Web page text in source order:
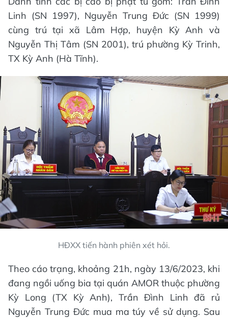
Linh (SN 1997), Nguyễn Trung Đức (SN 1999)
cùng trú tại xã Lâm Hợp, huyện Kỳ Anh và
Nguyễn Thị Tâm (SN 2001), trú phường Kỳ Trinh,
TX Kỳ Anh (Hà Tĩnh).
HĐXX tiến hành phiên xét hỏi.
Theo cáo trạng, khoảng 21h, ngày 13/6/2023, khi
đang ngồi uống bia tại quán AMOR thuộc phường
Kỳ Long (TX Kỳ Anh), Trần Đình Linh đã rủ
Nguyễn Trung Đức mua ma túy về sử dụng. Sau